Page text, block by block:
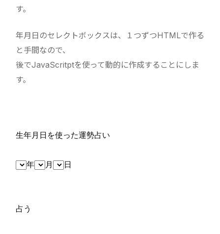
す。
年月日のセレクトボックスは、１つずつHTMLで作る
と手間なので、
後でJavaScritptを使って動的に作成することにしま
す。
生年月日を使った運勢占い
年 月 日
占う